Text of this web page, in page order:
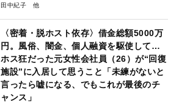
田中紀子
〈密着・脱ホスト依存〉借金総額5000万
円。風俗、闇金、個人融資を駆使して…
ホス狂だった元女性会社員（26）が“回復
施設”に入居して思うこと「未練がないと
言ったら嘘になる、でもこれが最後のチ
ャンス」